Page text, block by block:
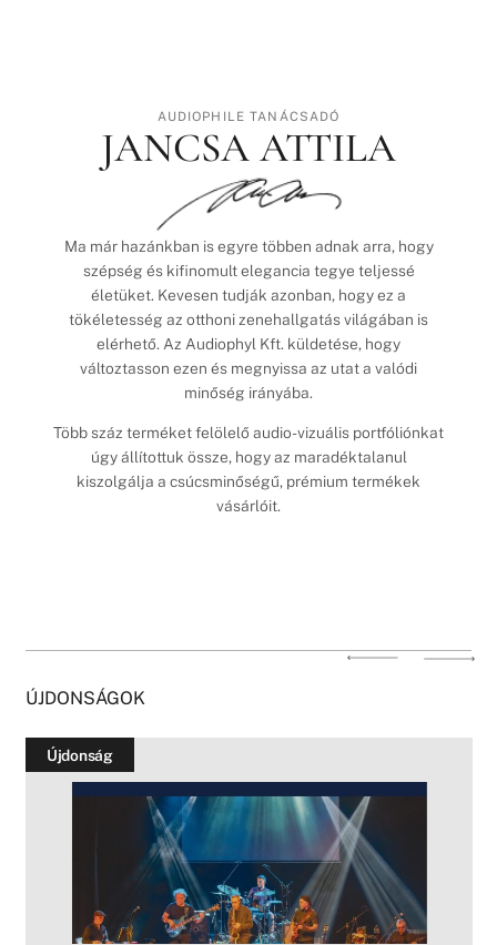
AUDIOPHILE TANÁCSADÓ
JANCSA ATTILA
Ma már hazánkban is egyre többen adnak arra, hogy
szépség és kifinomult elegancia tegye teljessé
életüket. Kevesen tudják azonban, hogy ez a
tökéletesség az otthoni zenehallgatás világában is
elérhető. Az Audiophyl Kft. küldetése, hogy
változtasson ezen és megnyissa az utat a valódi
minőség irányába.
Több száz terméket felölelő audio-vizuális portfóliónkat
úgy állítottuk össze, hogy az maradéktalanul
kiszolgálja a csúcsminőségű, prémium termékek
vásárlóit.
ÚJDONSÁGOK
Újdonság